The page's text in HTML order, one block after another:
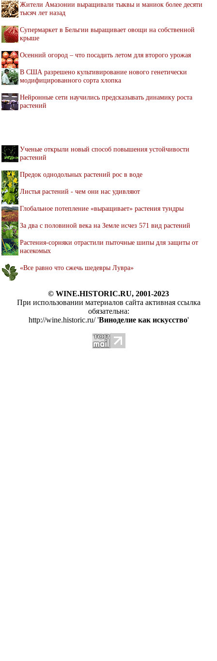
Жители Амазонии выращивали тыквы и маниок более десяти
тысяч лет назад
Супермаркет в Бельгии выращивает овощи на собственной
крыше
Осенний огород – что посадить летом для второго урожая
В США разрешено культивирование нового генетически
модифицированного сорта хлопка
Нейронные сети научились предсказывать динамику роста
растений
Ученые открыли новый способ повышения устойчивости
растений
Предок однодольных растений рос в воде
Листья растений - чем они нас удивляют
Глобальное потепление «выращивает» растения тундры
За два с половиной века на Земле исчез 571 вид растений
Растения-сорняки отрастили пыточные шипы для защиты от
насекомых
«Все равно что сжечь шедевры Лувра»
© WINE.HISTORIC.RU, 2001-2023
При использовании материалов сайта активная ссылка
обязательна:
http://wine.historic.ru/ 'Виноделие как искусство'